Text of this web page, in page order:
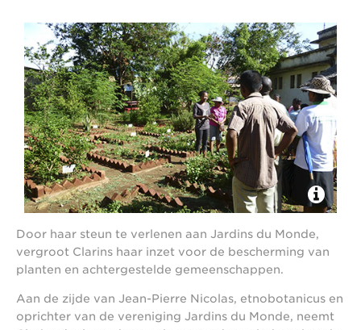
Door haar steun te verlenen aan Jardins du Monde,
vergroot Clarins haar inzet voor de bescherming van
planten en achtergestelde gemeenschappen.
Aan de zijde van Jean-Pierre Nicolas, etnobotanicus en
oprichter van de vereniging Jardins du Monde, neemt